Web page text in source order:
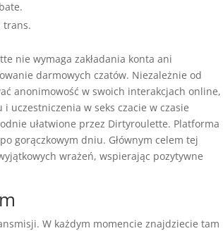
trans.
nie wymaga zakładania konta ani
darmowych czatów. Niezależnie od
anonimowość w swoich interakcjach online,
uczestniczenia w seks czacie w czasie
ułatwione przez Dirtyroulette. Platforma
gorączkowym dniu. Głównym celem tej
wrażeń, wspierając pozytywne
W każdym momencie znajdziecie tam